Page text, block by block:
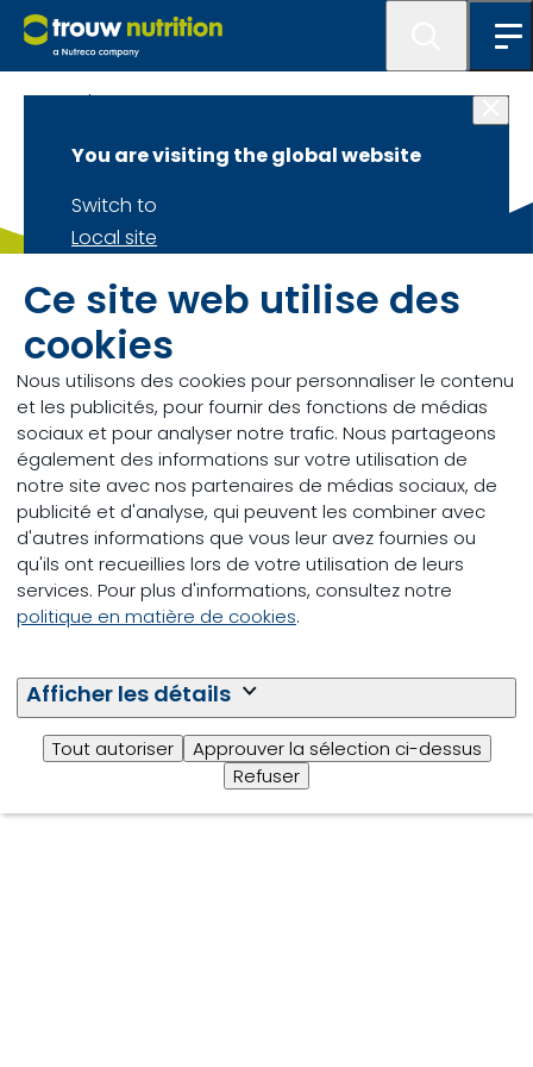
Ce site web utilise des
cookies
Nous utilisons des cookies pour personnaliser le contenu
et les publicités, pour fournir des fonctions de médias
sociaux et pour analyser notre trafic. Nous partageons
également des informations sur votre utilisation de
notre site avec nos partenaires de médias sociaux, de
publicité et d'analyse, qui peuvent les combiner avec
d'autres informations que vous leur avez fournies ou
qu'ils ont recueillies lors de votre utilisation de leurs
services. Pour plus d'informations, consultez notre
politique en matière de cookies.
Afficher les détails
Tout autoriser
Approuver la sélection ci-dessus
Refuser
You are visiting the global website
Switch to
Local site
Global site
Catalogus
Vous avez une question ?
Contactez-nous.
Envoyez-nous un message
© Trouw Nutrition Legal information